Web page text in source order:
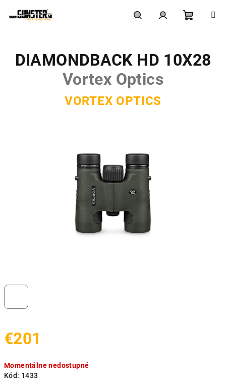
košík
€201
cena:
Momentálne nedostupné
Kód: 1433
DIAMONDBACK HD 10X28
Vortex Optics
VORTEX OPTICS